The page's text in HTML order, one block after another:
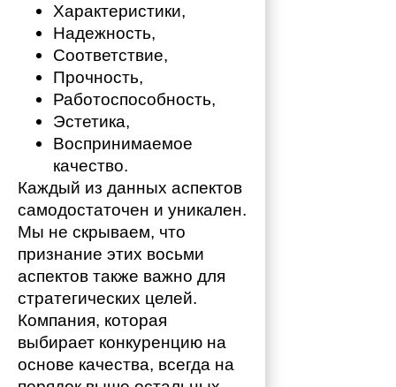
Характеристики,
Надежность,
Соответствие,
Прочность,
Работоспособность,
Эстетика,
Воспринимаемое
качество.
Каждый из данных аспектов
самодостаточен и уникален.
Мы не скрываем, что
признание этих восьми
аспектов также важно для
стратегических целей.
Компания, которая
выбирает конкуренцию на
основе качества, всегда на